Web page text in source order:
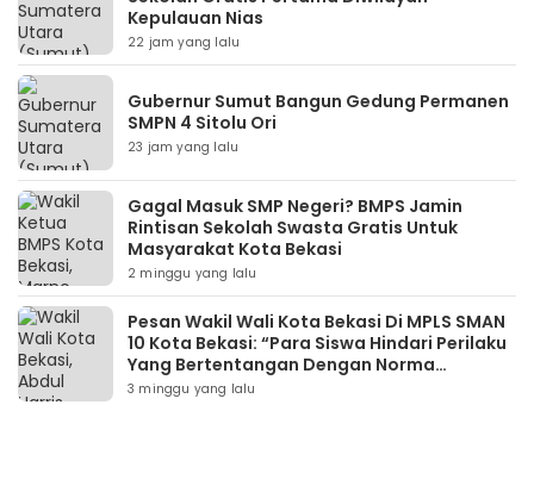
Kepulauan Nias
22 jam yang lalu
Gubernur Sumut Bangun Gedung Permanen
SMPN 4 Sitolu Ori
23 jam yang lalu
Gagal Masuk SMP Negeri? BMPS Jamin
Rintisan Sekolah Swasta Gratis Untuk
Masyarakat Kota Bekasi
2 minggu yang lalu
Pesan Wakil Wali Kota Bekasi Di MPLS SMAN
10 Kota Bekasi: “Para Siswa Hindari Perilaku
Yang Bertentangan Dengan Norma
Masyarakat Maupun Agama”
3 minggu yang lalu